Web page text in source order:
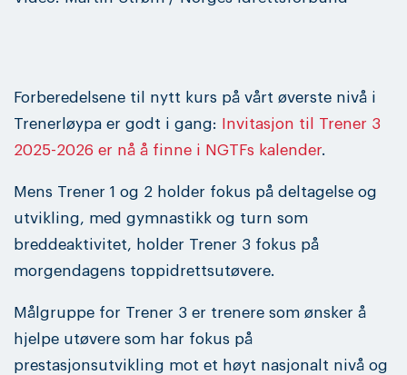
Forberedelsene til nytt kurs på vårt øverste nivå i
Trenerløypa er godt i gang:
Invitasjon til Trener 3
2025-2026 er nå å finne i NGTFs kalender.
Mens Trener 1 og 2 holder fokus på deltagelse og
utvikling, med gymnastikk og turn som
breddeaktivitet, holder Trener 3 fokus på
morgendagens toppidrettsutøvere.
Målgruppe for Trener 3 er trenere som ønsker å
hjelpe utøvere som har fokus på
prestasjonsutvikling mot et høyt nasjonalt nivå og